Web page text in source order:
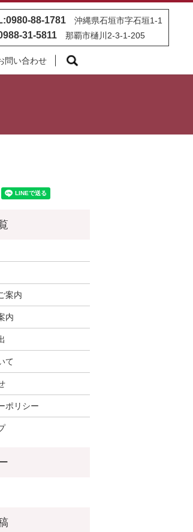
88-1781沖縄県石垣市字石垣1-1
31-5811那覇市樋川2-3-1-205
問い合わせ
案内
内
て
ポリシー